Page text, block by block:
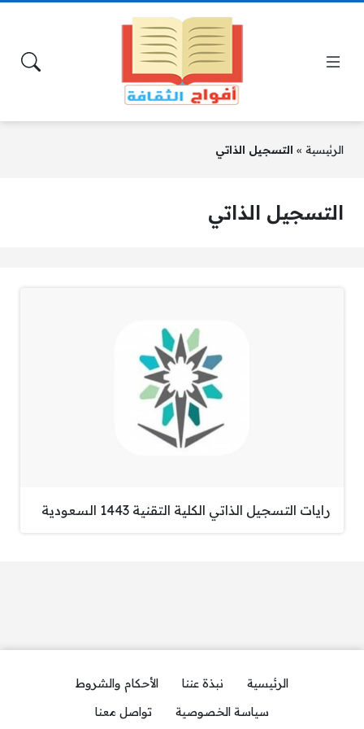
الرئيسية » التسجيل الذاتي
التسجيل الذاتي
رايات التسجيل الذاتي الكلية التقنية 1443 السعودية
الرئيسية نبذة عننا
الأحكام والشروط
سياسة الخصوصية
تواصل معنا